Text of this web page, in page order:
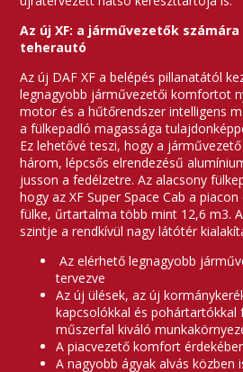
Az új XF: a járművezetők
teherautó
Az új DAF XF a belépés pillanatától
legnagyobb járművezetői komfortot
motor és a hűtőrendszer intelligens
a fülkepadló magassága
Ez lehetővé teszi, hogy a
három, lépcsős elrendezésű
jusson a fedélzetre. Az alacsony
hogy az XF Super Space Cab a
fülke, űrtartalma több mint 12,6 m3.
szintje a rendkívül nagy látótér
Az elérhető legnagyobb
tervezve
Az új ülések, az új
kapcsolókkal és pohártartókkal
műszerfal kiváló
A piacvezető komfort
A nagyobb ágyak alvás közben